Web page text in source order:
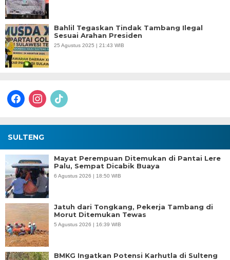
Bahlil Tegaskan Tindak Tambang Ilegal
Sesuai Arahan Presiden
25 Agustus 2025 | 21:43 WIB
facebookinstagram
tiktok
SULTENG
Mayat Perempuan Ditemukan di Pantai Lere
Palu, Sempat Dicabik Buaya
6 Agustus 2026 | 18:50 WIB
Jatuh dari Tongkang, Pekerja Tambang di
Morut Ditemukan Tewas
5 Agustus 2026 | 16:39 WIB
BMKG Ingatkan Potensi Karhutla di Sulteng